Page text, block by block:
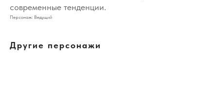
современные тенденции.
Персонаж: Ведущий
Другие персонажи